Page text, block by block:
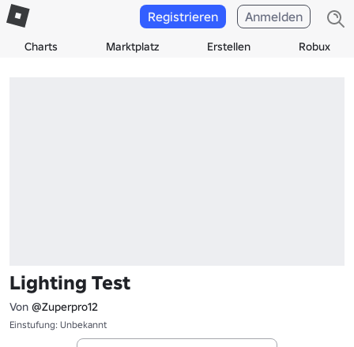
Charts Marktplatz Erstellen Robux
Registrieren Anmelden
Lighting Test
Von @Zuperpro12
Einstufung: Unbekannt